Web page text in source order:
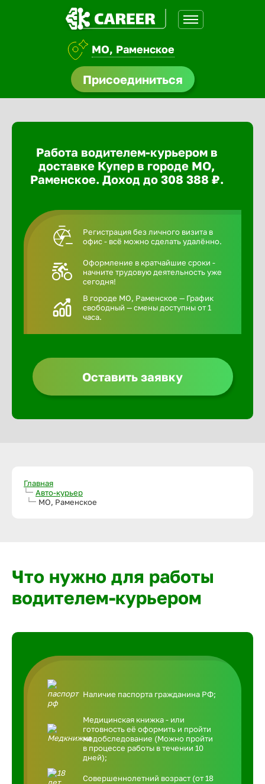
МО, Раменское
Присоединиться
Работа водителем-курьером в
доставке Купер в городе МО,
Раменское. Доход до 308 388 ₽.
Регистрация без личного визита в
офис - всё можно сделать удалённо.
Оформление в кратчайшие сроки -
начните трудовую деятельность уже
сегодня!
В городе МО, Раменское — График
свободный — смены доступны от 1
часа.
Оставить заявку
Главная
Авто-курьер
МО, Раменское
Что нужно для работы
водителем-курьером
Наличие паспорта гражданина РФ;
Медицинская книжка - или
готовность её оформить и пройти
медобследование (Можно пройти
в процессе работы в течении 10
дней);
Совершеннолетний возраст (от 18